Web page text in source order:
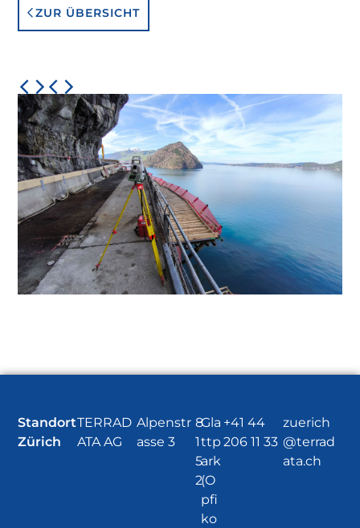
ZUR ÜBERSICHT
Standort
Zürich
TERRAD
ATA AG
Alpenstr
asse 3
8
1
5
2
Gla
ttp
ark
(O
pfi
ko
+41 44
206 11 33
zuerich
@terrad
ata.ch